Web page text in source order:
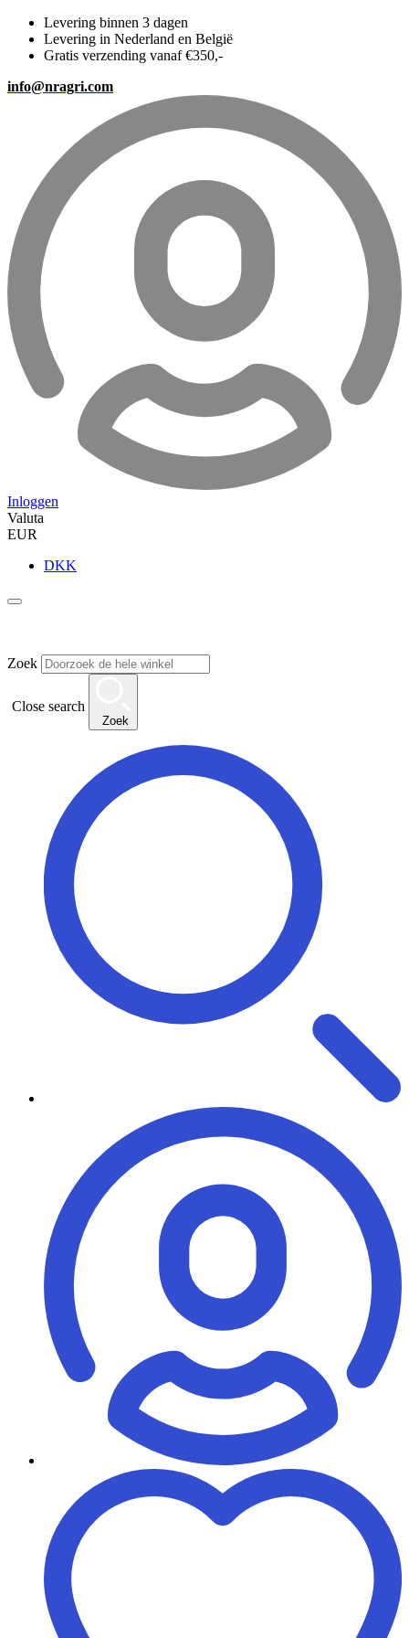
Levering binnen 3 dagen
Levering in Nederland en België
Gratis verzending vanaf €350,-
info@nragri.com
Inloggen
Valuta
EUR
DKK
Zoek
Close search
Zoek